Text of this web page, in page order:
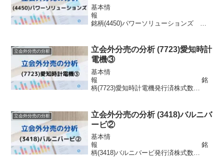
基本情
報
銘柄(4450)パワーソリューションズ
配目的株式の流動性の向上株主優待なし
分売情報 発表日 2022年8月12日...
立会外分売の分析
立会外分売の分析 (7723)愛知時計
電機③
基本情
報 銘
柄(7723)愛知時計電機発行済株式数
円目的株式の流動性の向上株主優待なし
分売情報 発表日 2023年6...
立会外分売の分析
立会外分売の分析 (3418)バルニバ
ービ②
基本情
報 銘
柄(3418)バルニバービ発行済株式数